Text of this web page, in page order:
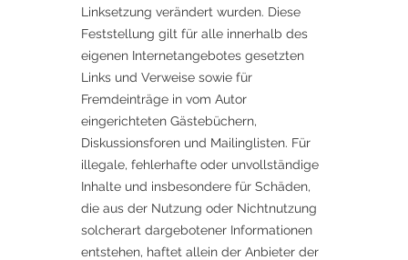
Linksetzung verändert wurden. Diese
Feststellung gilt für alle innerhalb des
eigenen Internetangebotes gesetzten
Links und Verweise sowie für
Fremdeinträge in vom Autor
eingerichteten Gästebüchern,
Diskussionsforen und Mailinglisten. Für
illegale, fehlerhafte oder unvollständige
Inhalte und insbesondere für Schäden,
die aus der Nutzung oder Nichtnutzung
solcherart dargebotener Informationen
entstehen, haftet allein der Anbieter der